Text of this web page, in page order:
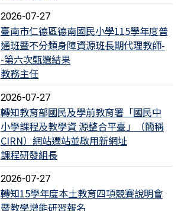
2026-07-27
臺南市仁德區德南國民小學115學年度普
通班暨不分類身障資源班長期代理教師-
-第六次甄選結果
教務主任
2026-07-27
轉知教育部國民及學前教育署「國民中
小學課程及教學資 源整合平臺」（簡稱
CIRN）網站遷站並啟用新網址
課程研發組長
2026-07-27
轉知15學年度本土教育四項競賽說明會
暨教學增能研習報名